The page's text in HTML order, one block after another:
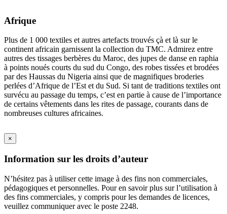
Afrique
Plus de 1 000 textiles et autres artefacts trouvés çà et là sur le
continent africain garnissent la collection du TMC. Admirez entre
autres des tissages berbères du Maroc, des jupes de danse en raphia
à points noués courts du sud du Congo, des robes tissées et brodées
par des Haussas du Nigeria ainsi que de magnifiques broderies
perlées d’Afrique de l’Est et du Sud. Si tant de traditions textiles ont
survécu au passage du temps, c’est en partie à cause de l’importance
de certains vêtements dans les rites de passage, courants dans de
nombreuses cultures africaines.
×
Information sur les droits d’auteur
N’hésitez pas à utiliser cette image à des fins non commerciales,
pédagogiques et personnelles. Pour en savoir plus sur l’utilisation à
des fins commerciales, y compris pour les demandes de licences,
veuillez communiquer avec le poste 2248.